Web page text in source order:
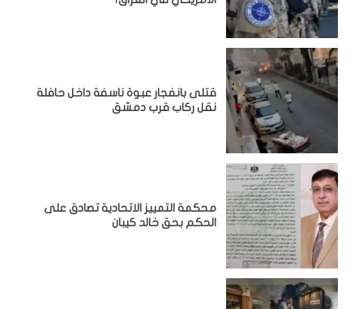
قتلى بانفجار عبوة ناسفة داخل حافلة
نقل ركاب قرب دمشق
محكمة التمييز الاتحادية تصادق على
الحكم بحق خالد كيبان